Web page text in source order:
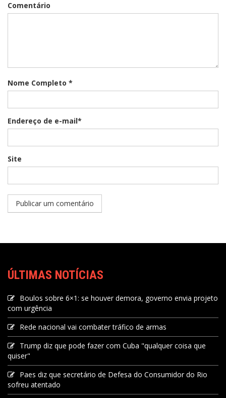
Comentário
Nome Completo *
Endereço de e-mail*
Site
ÚLTIMAS NOTÍCIAS
Boulos sobre 6×1: se houver demora, governo envia projeto
com urgência
Rede nacional vai combater tráfico de armas
Trump diz que pode fazer com Cuba "qualquer coisa que
quiser"
Paes diz que secretário de Defesa do Consumidor do Rio
sofreu atentado